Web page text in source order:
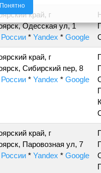
край, г
Одесская ул, 1
* Yandex * Google
край, г
Сибирский пер, 8
* Yandex * Google
край, г
Паровозная ул, 7
* Yandex * Google
Понятно